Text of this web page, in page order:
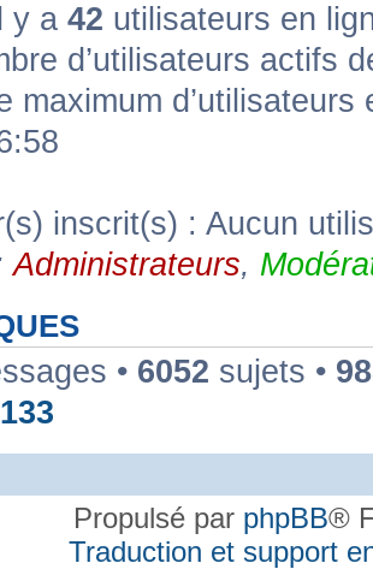
y a 42 utilisateurs en
d’utilisateurs actifs
maximum
inscrit(s) : Aucun
Administrateurs,
• 6052 sujets •
Propulsé par phpBB®
Traduction et support